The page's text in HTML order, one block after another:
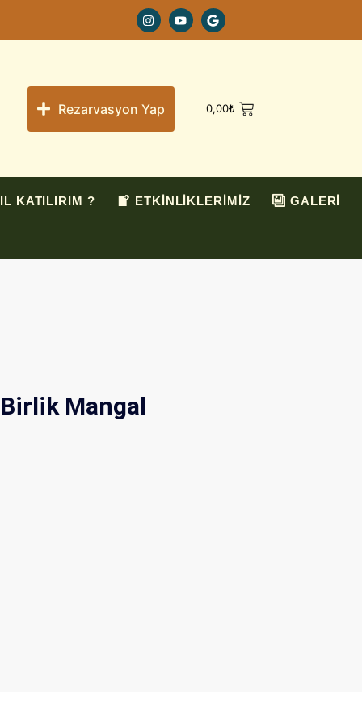
Rezarvasyon Yap 0,00₺
KATILIRIM ? ETKİNLİKLERİMİZ GALERİ
Mangal